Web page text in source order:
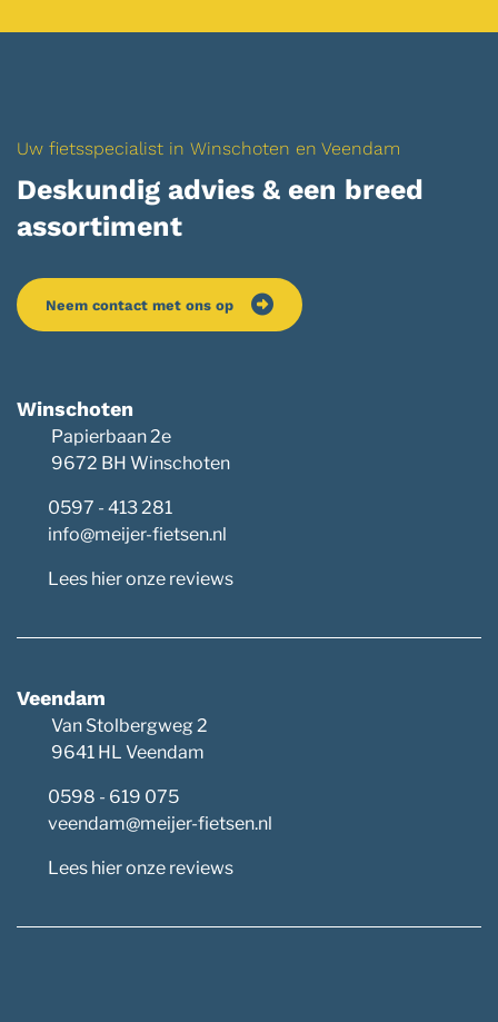
Uw fietsspecialist in Winschoten en Veendam
Deskundig advies & een breed
assortiment
Neem contact met ons op
Winschoten
Papierbaan 2e
9672 BH Winschoten
0597 - 413 281
info@meijer-fietsen.nl
Lees hier onze reviews
Veendam
Van Stolbergweg 2
9641 HL Veendam
0598 - 619 075
veendam@meijer-fietsen.nl
Lees hier onze reviews